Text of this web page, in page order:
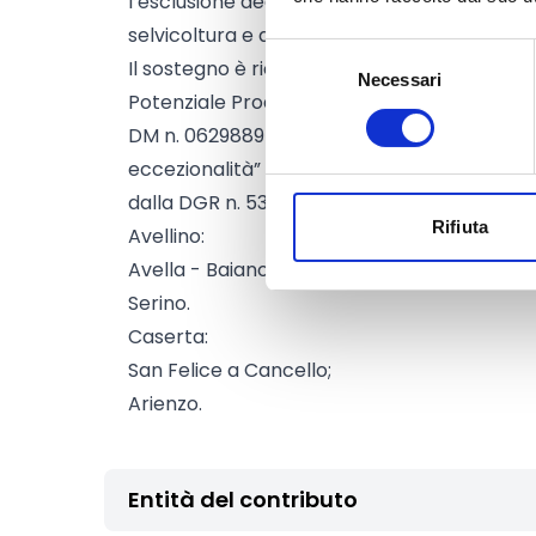
del
consenso
Necessari
Rifiuta
selvicoltura e acquacoltura.
Il sostegno è riconosciuto esclusivamente
Potenziale Produttivo agricolo aziendale
DM n. 0629889 del 28/11/2024 recante il
eccezionalità” pubblicato sulla GU n .286
dalla DGR n. 533 del 11/10/2024 di seguito
Avellino:
Avella - Baiano - Mugnano del Cardinale -
Serino.
Caserta:
San Felice a Cancello;
Arienzo.
Entità del contributo